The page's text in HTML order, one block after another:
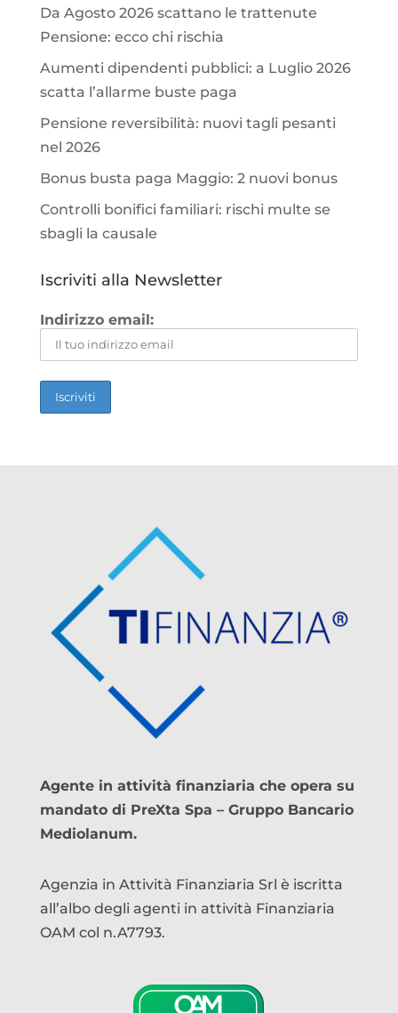
Da Agosto 2026 scattano le trattenute
Pensione: ecco chi rischia
Aumenti dipendenti pubblici: a Luglio 2026
scatta l’allarme buste paga
Pensione reversibilità: nuovi tagli pesanti
nel 2026
Bonus busta paga Maggio: 2 nuovi bonus
Controlli bonifici familiari: rischi multe se
sbagli la causale
Iscriviti alla Newsletter
Indirizzo email:
Agente in attività finanziaria che opera su
mandato di PreXta Spa – Gruppo Bancario
Mediolanum.
Agenzia in Attività Finanziaria Srl è iscritta
all’albo degli agenti in attività Finanziaria
OAM col n.A7793.